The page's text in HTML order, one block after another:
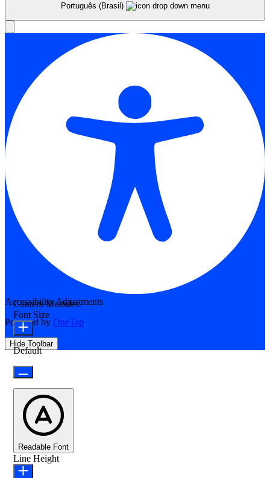
Português (Brasil)
Accessibility Adjustments
Powered by OneTap
Hide Toolbar
Content Modules
Font Size
Default
Readable Font
Line Height